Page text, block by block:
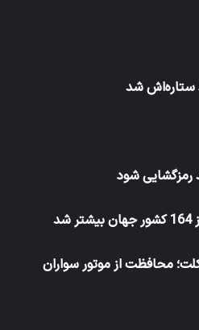
ستاره‌اش شد
رمزگشایی شود
محافظت از موتور سواران